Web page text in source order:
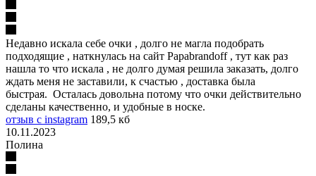
Недавно искала себе очки , долго не магла подобрать
подходящие , наткнулась на сайт Papabrandoff , тут как раз
нашла то что искала , не долго думая решила заказать, долго
ждать меня не заставили, к счастью , доставка была
быстрая. Осталась довольна потому что очки действительно
сделаны качественно, и удобные в носке.
отзыв с instagram 189,5 кб
10.11.2023
Полина